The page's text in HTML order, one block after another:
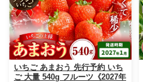
いちご あまおう 先行予約 いち
ご 大量 540g フルーツ《2027年